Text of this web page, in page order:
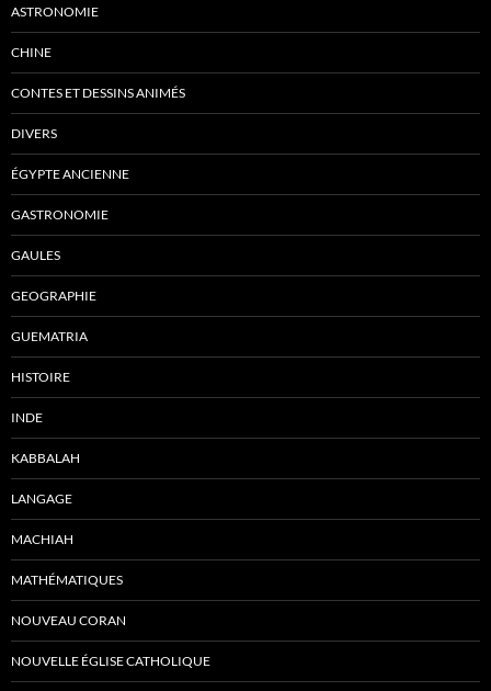
ASTRONOMIE
CHINE
CONTES ET DESSINS ANIMÉS
DIVERS
ÉGYPTE ANCIENNE
GASTRONOMIE
GAULES
GEOGRAPHIE
GUEMATRIA
HISTOIRE
INDE
KABBALAH
LANGAGE
MACHIAH
MATHÉMATIQUES
NOUVEAU CORAN
NOUVELLE ÉGLISE CATHOLIQUE